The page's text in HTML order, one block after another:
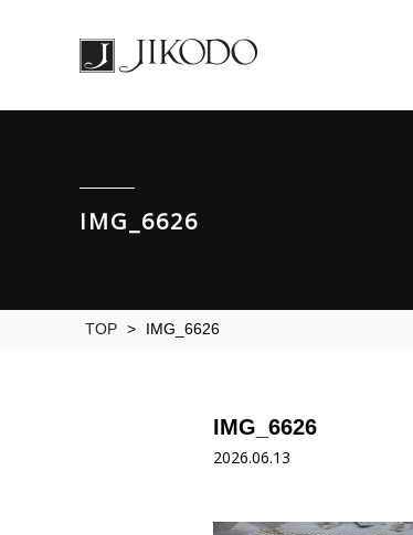
IMG_6626
TOP > IMG_6626
IMG_6626
2026.06.13